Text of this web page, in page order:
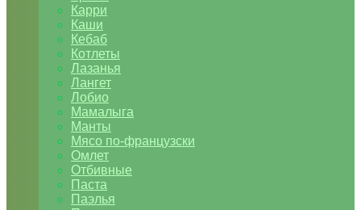
Карри
Каши
Кебаб
Котлеты
Лазанья
Лангет
Лобио
Мамалыга
Манты
Мясо по-французски
Омлет
Отбивные
Паста
Паэлья